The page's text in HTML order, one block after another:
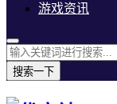
游戏资讯
搜索一下